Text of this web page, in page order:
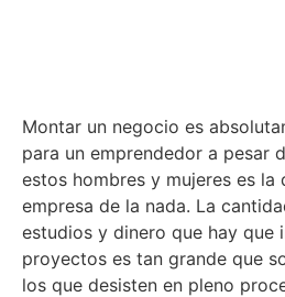
Montar un negocio es
para un emprendedor a pesar
estos hombres y mujeres es la
empresa de la nada. La
estudios y dinero que hay que
proyectos es tan grande que
los que desisten en pleno